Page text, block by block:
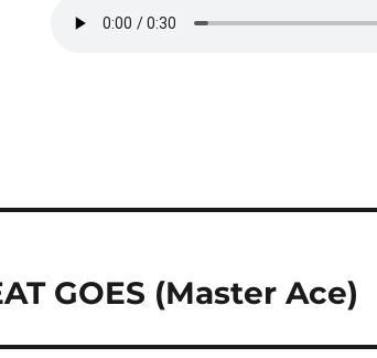
GOES (Master Ace)